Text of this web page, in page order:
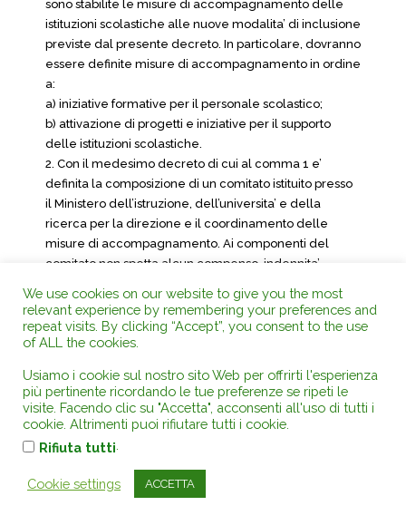
sono stabilite le misure di accompagnamento delle
istituzioni scolastiche alle nuove modalita’ di inclusione
previste dal presente decreto. In particolare, dovranno
essere definite misure di accompagnamento in ordine
a:
a) iniziative formative per il personale scolastico;
b) attivazione di progetti e iniziative per il supporto
delle istituzioni scolastiche.
2. Con il medesimo decreto di cui al comma 1 e’
definita la composizione di un comitato istituito presso
il Ministero dell’istruzione, dell’universita’ e della
ricerca per la direzione e il coordinamento delle
misure di accompagnamento. Ai componenti del
comitato non spetta alcun compenso, indennita’,
altro emolumento.».
Art. 15
Modificazioni all’articolo 16 del decreto legislativo 13
aprile 2017, n. 66
1. All’articolo 16, dopo il comma 2, del decreto
«2-bis. Con decreto del Ministro dell’istruzione,
dell’universita’ e della ricerca, da adottare entro
We use cookies on our website to give you the most
relevant experience by remembering your preferences and
repeat visits. By clicking “Accept”, you consent to the use
of ALL the cookies.
Usiamo i cookie sul nostro sito Web per offrirti l'esperienza
più pertinente ricordando le tue preferenze se ripeti le
visite. Facendo clic su "Accetta", acconsenti all'uso di tutti i
cookie. Altrimenti puoi rifiutare tutti i cookie.
Rifiuta tutti
Cookie settings ACCETTA